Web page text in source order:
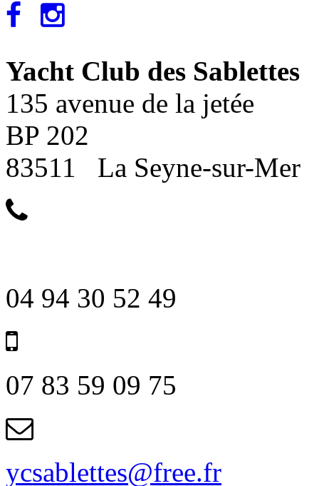
Yacht Club des Sablettes
135 avenue de la jetée
BP 202
83511 La Seyne-sur-Mer
04 94 30 52 49
07 83 59 09 75
ycsablettes@free.fr